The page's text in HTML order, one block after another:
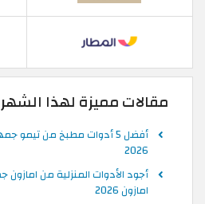
مقالات مميزة لهذا الشهر
أفضل 5 أدوات مطبخ من
2026
أجود الأدوات المنزلية من
امازون 2026